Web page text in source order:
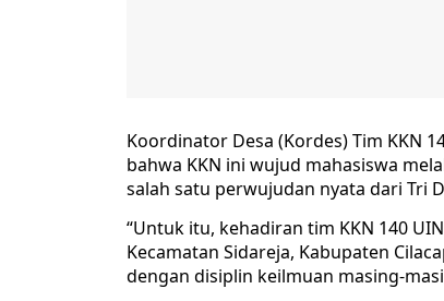
Koordinator Desa (Kordes) Tim KKN
bahwa KKN ini wujud mahasiswa
salah satu perwujudan nyata dari Tri
“Untuk itu, kehadiran tim KKN 140
Kecamatan Sidareja, Kabupaten
dengan disiplin keilmuan masing-